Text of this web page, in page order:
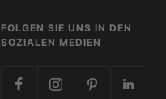
FOLGEN SIE UNS IN DEN
SOZIALEN MEDIEN